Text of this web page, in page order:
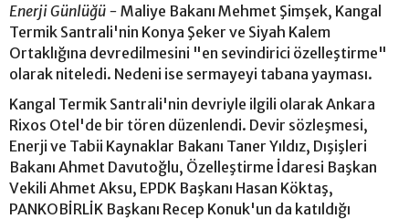
Enerji Günlüğü - Maliye Bakanı Mehmet Şimşek, Kangal
Termik Santrali'nin Konya Şeker ve Siyah Kalem
Ortaklığına devredilmesini "en sevindirici özelleştirme"
olarak niteledi. Nedeni ise sermayeyi tabana yayması.
Kangal Termik Santrali'nin devriyle ilgili olarak Ankara
Rixos Otel'de bir tören düzenlendi. Devir sözleşmesi,
Enerji ve Tabii Kaynaklar Bakanı Taner Yıldız, Dışişleri
Bakanı Ahmet Davutoğlu, Özelleştirme İdaresi Başkan
Vekili Ahmet Aksu, EPDK Başkanı Hasan Köktaş,
PANKOBİRLİK Başkanı Recep Konuk'un da katıldığı